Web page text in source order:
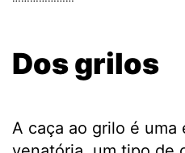
Dos grilos
A caça ao grilo é uma